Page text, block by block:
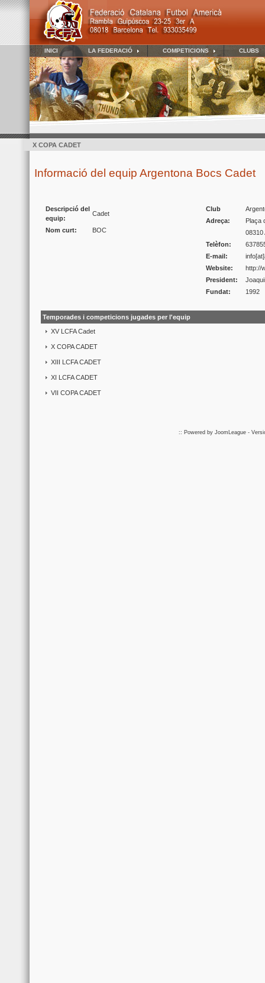
INICI LA FEDERACIÓ COMPETICIONS CLUBS
X COPA CADET
Informació del equip Argentona Bocs Cadet
Descripció del
equip:
Cadet
Nom curt: BOC
Club
Adreça:
Plaça
08310
Telèfon:
E-mail:
Website:
http://
President:
Fundat:
1992
Temporades i competicions jugades per l'equip
XV LCFA Cadet
X COPA CADET
XIII LCFA CADET
XI LCFA CADET
VII COPA CADET
:: Powered by JoomLeague -